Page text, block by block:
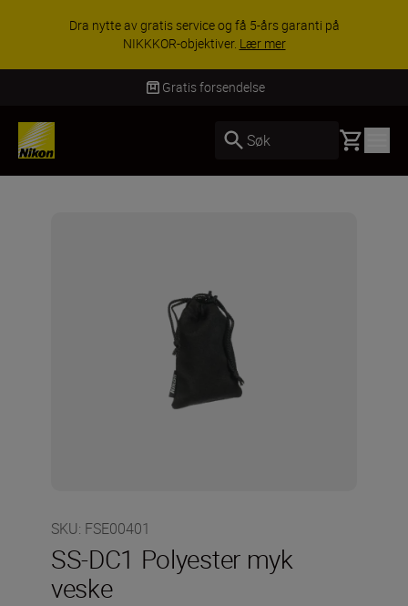
Dra nytte av gratis service og få 5-års garanti på
NIKKKOR-objektiver. Lær mer
Gratis forsendelse
Søk Basket
SKU: FSE00401
SS-DC1 Polyester myk
veske